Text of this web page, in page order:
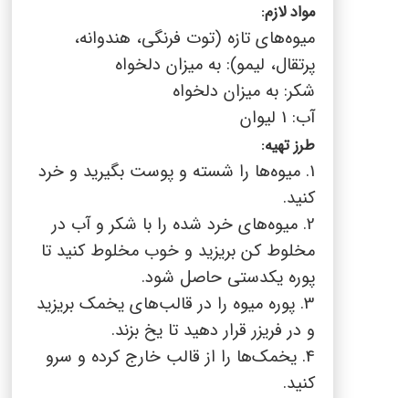
مواد لازم:
میوه‌های تازه (توت فرنگی، هندوانه،
پرتقال، لیمو): به میزان دلخواه
شکر: به میزان دلخواه
آب: 1 لیوان
طرز تهیه:
1. میوه‌ها را شسته و پوست بگیرید و خرد
کنید.
2. میوه‌های خرد شده را با شکر و آب در
مخلوط کن بریزید و خوب مخلوط کنید تا
پوره یکدستی حاصل شود.
3. پوره میوه را در قالب‌های یخمک بریزید
و در فریزر قرار دهید تا یخ بزند.
4. یخمک‌ها را از قالب خارج کرده و سرو
کنید.